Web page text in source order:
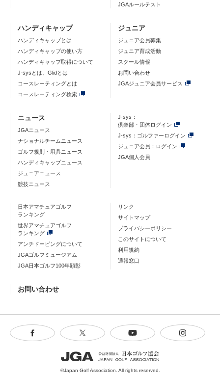
JGAルールテスト
ハンディキャップ
ハンディキャップとは
ハンディキャップの使い方
ハンディキャップ取得について
J-sysとは、Glidとは
コースレーティングとは
コースレーティング検索
ジュニア
ジュニア会員募集
ジュニア育成活動
スクール情報
お問い合わせ
JGAジュニア会員サービス
ニュース
JGAニュース
ナショナルチームニュース
ゴルフ規則・用具ニュース
ハンディキャップニュース
ジュニアニュース
競技ニュース
J-sys：
倶楽部・団体ログイン
J-sys：ゴルファーログイン
ジュニア会員：ログイン
JGA個人会員
日本アマチュアゴルフ
ランキング
世界アマチュアゴルフ
ランキング
アンチドーピングについて
JGAゴルフミュージアム
JGA日本ゴルフ100年顕彰
リンク
サイトマップ
プライバシーポリシー
このサイトについて
利用規約
通報窓口
お問い合わせ
©Japan Golf Association. All rights reserved.